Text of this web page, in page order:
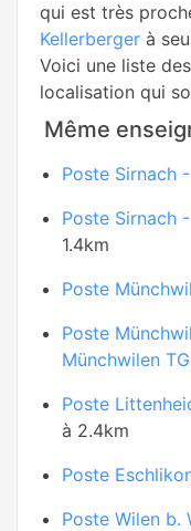
qui est très
Kellerberger à
Voici une liste
localisation qui
Même
Poste Sirnach
Poste Sirnach
1.4km
Poste
Poste
Münchwilen
Poste
à 2.4km
Poste
Poste Wilen b.